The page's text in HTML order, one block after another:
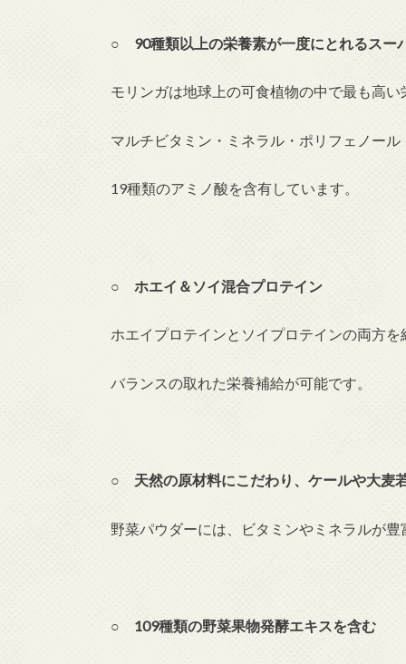
○ 90種類以上の栄養素が一度にとれるスー
モリンガは地球上の可食植物の中で最も高い
マルチビタミン・ミネラル・ポリフェノー
19種類のアミノ酸を含有しています。
○ ホエイ＆ソイ混合プロテイン
ホエイプロテインとソイプロテインの両方
バランスの取れた栄養補給が可能です。
○ 天然の原材料にこだわり、ケールや大麦
野菜パウダーには、ビタミンやミネラルが
○ 109種類の野菜果物発酵エキスを含む